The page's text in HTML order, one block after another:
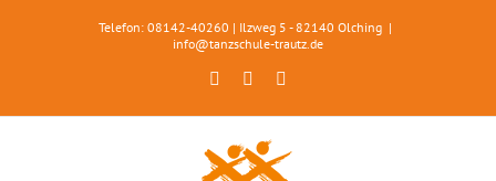
Telefon: 08142-40260 | Ilzweg 5 - 82140 Olching |
info@tanzschule-trautz.de
FacebookInstagram